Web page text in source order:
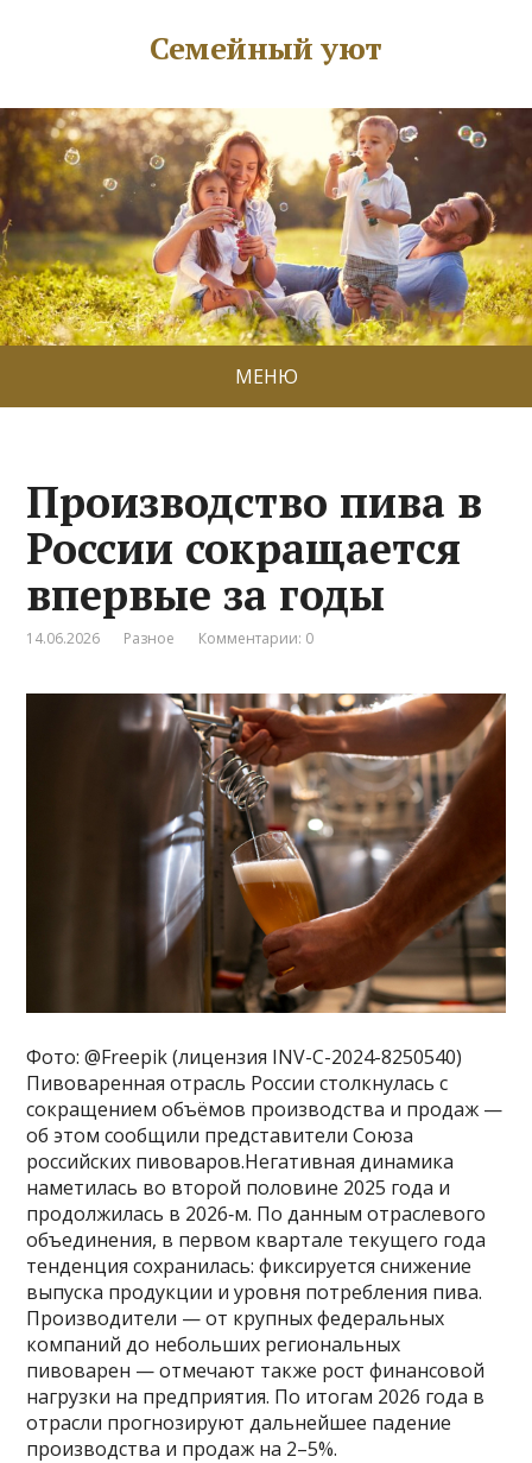
Семейный уют
МЕНЮ
Производство пива в
России сокращается
впервые за годы
14.06.2026 Разное Комментарии: 0
Фото: @Freepik (лицензия INV-C-2024-8250540)
Пивоваренная отрасль России столкнулась с
сокращением объёмов производства и продаж —
об этом сообщили представители Союза
российских пивоваров.Негативная динамика
наметилась во второй половине 2025 года и
продолжилась в 2026‑м. По данным отраслевого
объединения, в первом квартале текущего года
тенденция сохранилась: фиксируется снижение
выпуска продукции и уровня потребления пива.
Производители — от крупных федеральных
компаний до небольших региональных
пивоварен — отмечают также рост финансовой
нагрузки на предприятия. По итогам 2026 года в
отрасли прогнозируют дальнейшее падение
производства и продаж на 2–5%.